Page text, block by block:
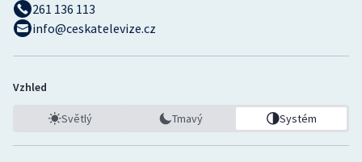
261 136 113
info@ceskatelevize.cz
Vzhled
Světlý Tmavý Systém